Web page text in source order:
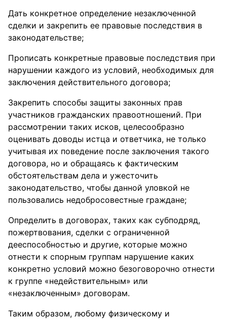
Дать конкретное определение незаключенной
сделки и закрепить ее правовые последствия в
законодательстве;
Прописать конкретные правовые последствия при
нарушении каждого из условий, необходимых для
заключения действительного договора;
Закрепить способы защиты законных прав
участников гражданских правоотношений. При
рассмотрении таких исков, целесообразно
оценивать доводы истца и ответчика, не только
учитывая их поведение после заключения такого
договора, но и обращаясь к фактическим
обстоятельствам дела и ужесточить
законодательство, чтобы данной уловкой не
пользовались недобросовестные граждане;
Определить в договорах, таких как субподряд,
пожертвования, сделки с ограниченной
дееспособностью и другие, которые можно
отнести к спорным группам нарушение каких
конкретно условий можно безоговорочно отнести
к группе «недействительным» или
«незаключенным» договорам.
Таким образом, любому физическому и